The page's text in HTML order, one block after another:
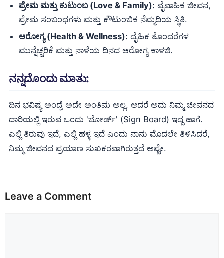
ಪ್ರೇಮ ಮತ್ತು ಕುಟುಂಬ (Love & Family): ವೈವಾಹಿಕ ಜೀವನ,
ಪ್ರೇಮ ಸಂಬಂಧಗಳು ಮತ್ತು ಕೌಟುಂಬಿಕ ನೆಮ್ಮದಿಯ ಸ್ಥಿತಿ.
ಆರೋಗ್ಯ (Health & Wellness): ದೈಹಿಕ ತೊಂದರೆಗಳ
ಮುನ್ನೆಚ್ಚರಿಕೆ ಮತ್ತು ನಾಳೆಯ ದಿನದ ಆರೋಗ್ಯ ಕಾಳಜಿ.
ನನ್ನದೊಂದು ಮಾತು:
ದಿನ ಭವಿಷ್ಯ ಅಂದ್ರೆ ಅದೇ ಅಂತಿಮ ಅಲ್ಲ, ಆದರೆ ಅದು ನಿಮ್ಮ ಜೀವನದ
ದಾರಿಯಲ್ಲಿ ಇರುವ ಒಂದು 'ಬೋರ್ಡ್' (Sign Board) ಇದ್ದ ಹಾಗೆ.
ಎಲ್ಲಿ ತಿರುವು ಇದೆ, ಎಲ್ಲಿ ಹಳ್ಳ ಇದೆ ಎಂದು ನಾನು ಮೊದಲೇ ತಿಳಿಸಿದರೆ,
ನಿಮ್ಮ ಜೀವನದ ಪ್ರಯಾಣ ಸುಖಕರವಾಗಿರುತ್ತದೆ ಅಷ್ಟೇ.
Leave a Comment